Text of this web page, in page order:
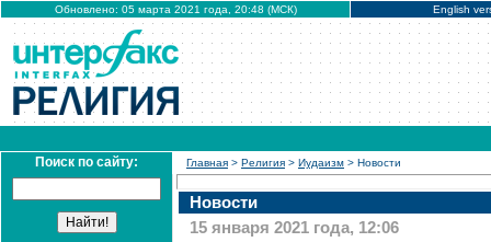
Обновлено: 05 марта 2021 года, 20:48 (МСК) English
Поиск по сайту: Главная > Религия > Иудаизм > Новости
Новости
15 января 2021 года, 12:06